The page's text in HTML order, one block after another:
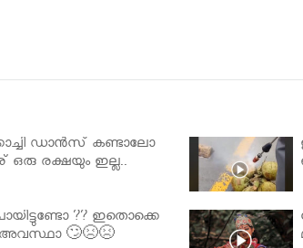
ഡാൻസ് കണ്ടാലോ
ഒരു രക്ഷയും ഇല്ല..
?? ഇതൊക്കെ
🙄😣😣